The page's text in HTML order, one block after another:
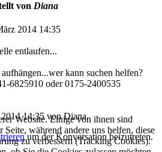
von Diana
2014 14:35
entlaufen...
kann suchen helfen?
6825910 oder 0175-2400535
14:35 vonDiana.
um der Konversation beizutreten.
Website. Einige von ihnen sind
Seite, während andere uns helfen, diese
zu verbessern (Tracking Cookies).